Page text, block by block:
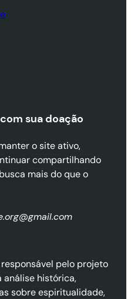
sua doação
o site ativo,
compartilhando
mais do que o
pelo projeto
análise histórica,
sobre espiritualidade,